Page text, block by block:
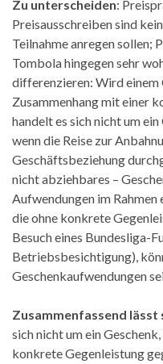
Zu unterscheiden:
Preisausschreiben sind
Teilnahme anregen sollen;
Tombola hingegen sehr
differenzieren: Wird einem
Zusammenhang mit einer
handelt es sich nicht um
wenn die Reise zur
Geschäftsbeziehung
nicht abziehbares –
Aufwendungen im
die ohne konkrete
Besuch eines Bundesliga-
Betriebsbesichtigung),
Geschenkaufwendungen
Zusammenfassend
sich nicht um ein
konkrete Gegenleistung